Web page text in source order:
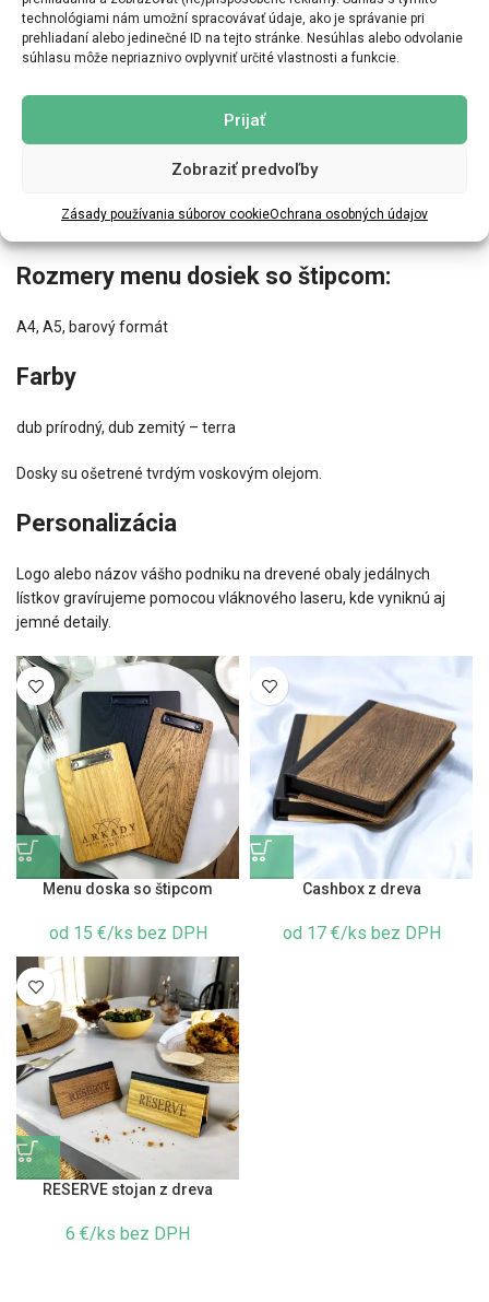
technológiami nám umožní spracovávať údaje, ako je správanie pri
prehliadaní alebo jedinečné ID na tejto stránke. Nesúhlas alebo odvolanie
súhlasu môže nepriaznivo ovplyvniť určité vlastnosti a funkcie.
Prijať
Zobraziť predvoľby
Zásady používania súborov cookieOchrana osobných údajov
knihárskej koženky, sú prešívané čalúnickou niťou. Uchytenie
ponuky/vnútorných listov pomocou knihárskych šróbikov.
A4 pre rozmer papiera – 210x297mm A4SS pre rozmer
– 210x210mm
Rozmery menu dosiek so štipcom:
A4, A5, barový formát
Farby
dub prírodný, dub zemitý – terra
Dosky su ošetrené tvrdým voskovým olejom.
Personalizácia
Logo alebo názov vášho podniku na drevené obaly jedálnych
lístkov gravírujeme pomocou vláknového laseru, kde vyniknú aj
jemné detaily.
Menu doska so štipcom
od 15 €/ks bez DPH
Cashbox z dreva
od 17 €/ks bez DPH
RESERVE stojan z dreva
6 €/ks bez DPH